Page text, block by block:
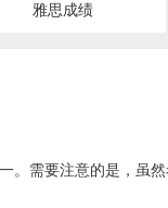
雅思成绩
。需要注意的是，虽